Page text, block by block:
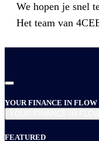
We hopen je snel
Het team van
YOUR FINANCE IN FLOW
FEATURED